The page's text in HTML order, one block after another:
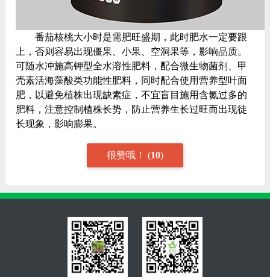
番茄核桃大小时是需肥旺盛期，此时肥水一定要跟
上，否则容易出现僵果、小果、空洞果等，影响品质。
可随水冲施高钾型全水溶性肥料，配合微生物菌剂、甲
壳素活海藻酸类功能性肥料，同时配合使用营养型叶面
肥，以避免植株出现缺素症，不宜盲目施用含氮过多的
肥料，注意控制植株长势，防止营养生长过旺而出现徒
长现象，影响膨果。
很赞哦！ (10)